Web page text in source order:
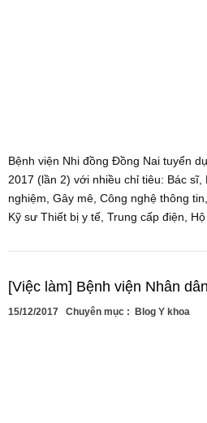
Bệnh viện Nhi đồng Đồng Nai tuyển
2017 (lần 2) với nhiều chỉ tiêu: Bác
nghiệm, Gây mê, Công nghệ thông
Kỹ sư Thiết bị y tế, Trung cấp điện, Hộ
[Việc làm] Bệnh viện Nhân
15/12/2017 Chuyên mục : Blog Y khoa